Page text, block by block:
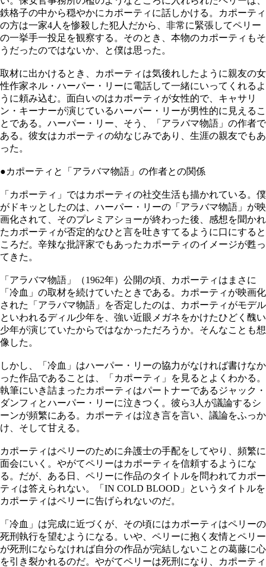
鉄格子の中から穏やかにカポーティに話しかける。カポーティ
の方は一家4人を惨殺した犯人だから、非常に緊張してペリー
の一挙手一投足を観察する。そのとき、本物のカポーティもそ
うだったのではないか、と僕は思った。
取材に出かけるとき、カポーティは気後れしたように親友の女
性作家ネル・ハーパー・リーに電話して一緒にいってくれるよ
うに頼み込む。面白いのはカポーティが女性的で、キャサリ
ン・キーナーが演じているハーパー・リーが男性的に見えるこ
とである。ハーパー・リー、そう、「アラバマ物語」の作者で
ある。彼女はカポーティの幼なじみであり、生涯の親友でもあ
った。
●カポーティと「アラバマ物語」の作者との関係
「カポーティ」ではカポーティの社交生活も描かれている。僕
がドキッとしたのは、ハーパー・リーの「アラバマ物語」が映
画化されて、そのプレミアショーが終わった後、感想を聞かれ
たカポーティが否定的なひと言を吐きすてるように口にすると
ころだ。辛辣な批評家でもあったカポーティのイメージが甦っ
てきた。
「アラバマ物語」（1962年）公開の頃、カポーティはまさに
「冷血」の取材を続けていたときである。カポーティが映画化
された「アラバマ物語」を否定したのは、カポーティがモデル
といわれるディル少年を、強い近眼メガネをかけたひどく醜い
少年が演じていたからではなかっただろうか。そんなことも想
像した。
しかし、「冷血」はハーパー・リーの協力がなければ書けなか
った作品であることは、「カポーティ」を見るとよくわかる。
執筆にいき詰まったカポーティはパートナーであるジャック・
ダンフィとハーパー・リーに泣きつく。彼ら3人が議論するシ
ーンが頻繁にある。カポーティは泣き言を言い、議論をふっか
け、そして甘える。
カポーティはペリーのために弁護士の手配をしてやり、頻繁に
面会にいく。やがてペリーはカポーティを信頼するようにな
る。だが、ある日、ペリーに作品のタイトルを問われてカポー
ティは答えられない。「IN COLD BLOOD」というタイトルを
カポーティはペリーに告げられないのだ。
「冷血」は完成に近づくが、その頃にはカポーティはペリーの
死刑執行を望むようになる。いや、ペリーに抱く友情とペリー
が死刑にならなければ自分の作品が完結しないことの葛藤に心
を引き裂かれるのだ。やがてペリーは死刑になり、カポーティ